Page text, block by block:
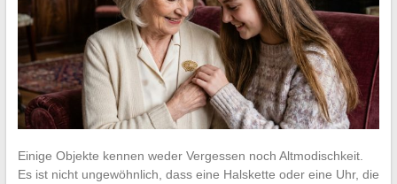
Einige Objekte kennen weder Vergessen noch Altmodischkeit.
Es ist nicht ungewöhnlich, dass eine Halskette oder eine Uhr, die